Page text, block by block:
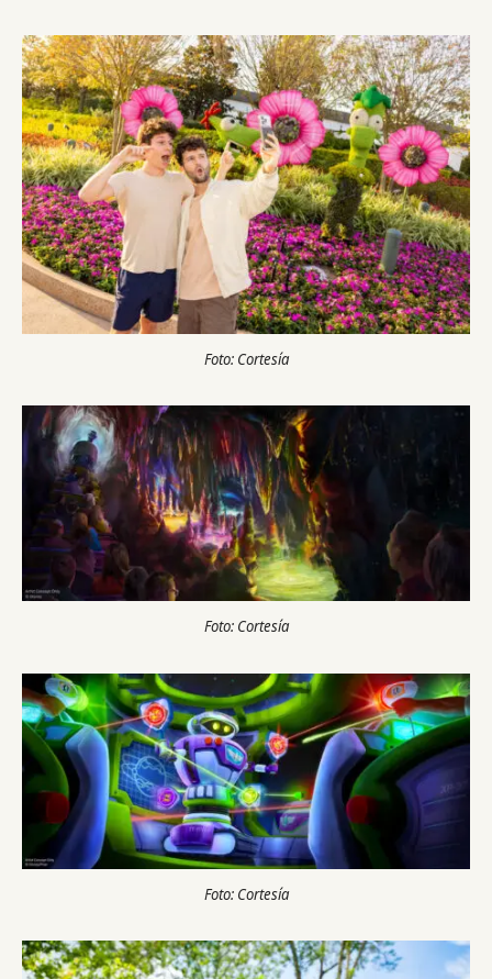
Foto: Cortesía
Foto: Cortesía
Foto: Cortesía